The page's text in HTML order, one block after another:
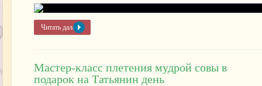
Читать далее »
Мастер-класс плетения мудрой совы в
подарок на Татьянин день